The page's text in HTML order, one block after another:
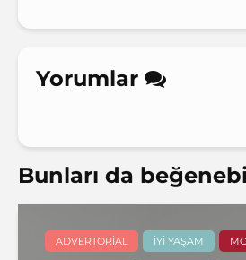
Yorumlar
Bunları da
ADVERTORIAL İYI YAŞAM